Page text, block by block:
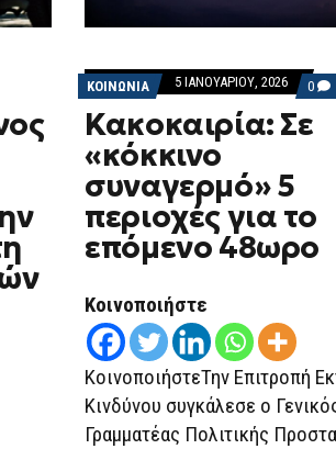
ΚΟΙΝΩΝΙΑ 5 ΙΑΝΟΥΑΡΊΟΥ, 2026 0
ON
Κακοκαιρία: Σε
«κόκκινο
συναγερμό» 5
περιοχές για το
επόμενο 48ωρο
Κοινοποιήστε
ΚοινοποιήστεΤην Επιτροπή
Κινδύνου συγκάλεσε ο
Γραμματέας Πολιτικής